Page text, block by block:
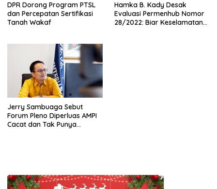
DPR Dorong Program PTSL
dan Percepatan Sertifikasi
Tanah Wakaf
Hamka B. Kady Desak
Evaluasi Permenhub Nomor
28/2022: Biar Keselamatan
Jerry Sambuaga Sebut
Forum Pleno Diperluas AMPI
Cacat dan Tak Punya